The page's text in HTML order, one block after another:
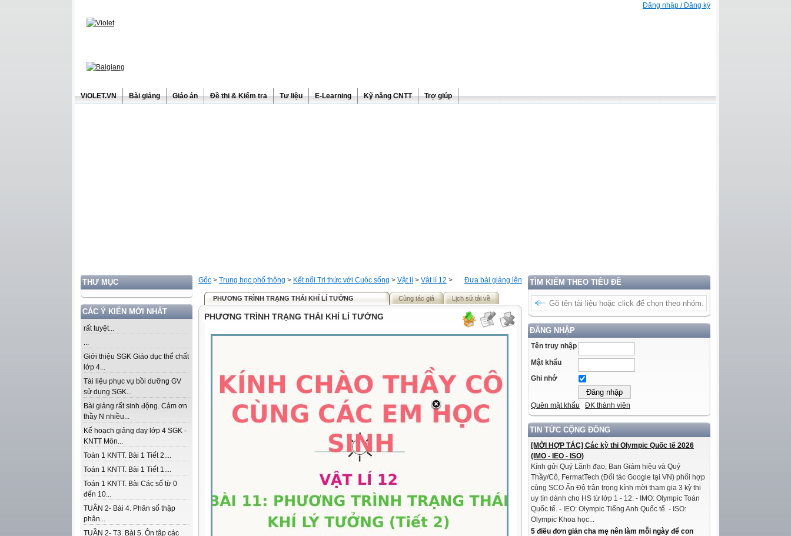
Đăng nhập / Đăng ký
ViOLET.VN Bài giảng Giáo án Đề thi & Kiểm tra Tư liệu E-Learning Kỹ năng CNTT Trợ giúp
THƯ MỤC
CÁC Ý KIẾN MỚI NHẤT
rất tuyệt...
...
Giới thiệu SGK Giáo dục thể chất
lớp 4...
Tài liệu phục vụ bồi dưỡng GV
sử dụng SGK...
Bài giảng rất sinh động. Cảm ơn
thầy N nhiều...
Kế hoạch giảng dạy lớp 4 SGK -
KNTT Môn...
Toán 1 KNTT. Bài 1 Tiết 2....
Toán 1 KNTT. Bài 1 Tiết 1....
Toán 1 KNTT. Bài Các số từ 0
đến 10...
TUẦN 2- Bài 4. Phân số thập
phân...
TUẦN 2- T3. Bài 5. Ôn tập các
TÌM KIẾM THEO TIÊU ĐỀ
ĐĂNG NHẬP
Tên truy nhập
Mật khẩu
Ghi nhớ
Quên mật khẩu ĐK thành viên
TIN TỨC CỘNG ĐỒNG
[MỜI HỢP TÁC] Các kỳ thi Olympic Quốc tế 2026
(IMO - IEO - ISO)
Kính gửi Quý Lãnh đạo, Ban Giám hiệu và Quý
Thầy/Cô, FermatTech (Đối tác Google tại VN) phối hợp
cùng SCO Ấn Độ trân trọng kính mời tham gia 3 kỳ thi
uy tín dành cho HS từ lớp 1 - 12: - IMO: Olympic Toán
Quốc tế. - IEO: Olympic Tiếng Anh Quốc tế. - ISO:
Olympic Khoa học...
5 điều đơn giản cha mẹ nên làm mỗi ngày để con
Đưa bài giảng lên
Gốc > Trung học phổ thông > Kết nối Tri thức với Cuộc sống > Vật lí > Vật lí 12 >
PHƯƠNG TRÌNH TRẠNG THÁI KHÍ LÍ TƯỞNG Cùng tác giả Lịch sử tải về
PHƯƠNG TRÌNH TRẠNG THÁI KHÍ LÍ TƯỞNG